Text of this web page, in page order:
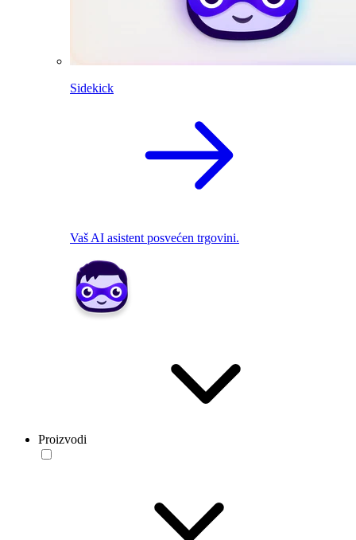
Sidekick
Vaš AI asistent posvećen trgovini.
Proizvodi